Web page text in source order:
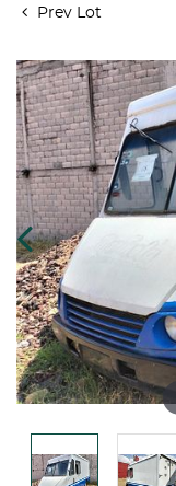
Prev Lot